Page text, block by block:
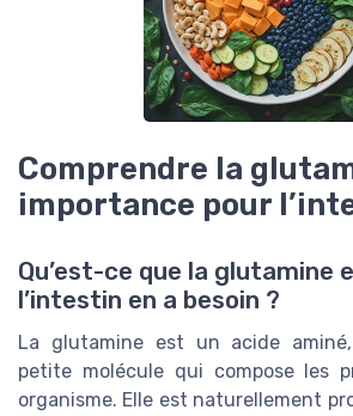
Comprendre la
importance pour
Qu’est-ce que la glutamine
l’intestin en a besoin ?
La glutamine est un acide
petite molécule qui compose les
organisme. Elle est naturellement